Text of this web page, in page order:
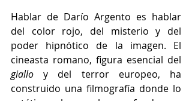
Hablar de Darío Argento es hablar
del color rojo, del misterio y del
poder hipnótico de la imagen. El
giallo y del terror europeo, ha
construido una filmografía donde lo